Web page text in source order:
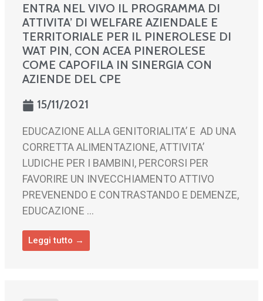
ENTRA NEL VIVO IL PROGRAMMA DI
ATTIVITA’ DI WELFARE AZIENDALE E
TERRITORIALE PER IL PINEROLESE DI
WAT PIN, CON ACEA PINEROLESE
COME CAPOFILA IN SINERGIA CON
AZIENDE DEL CPE
15/11/2021
EDUCAZIONE ALLA GENITORIALITA’ E AD UNA
CORRETTA ALIMENTAZIONE, ATTIVITA’
LUDICHE PER I BAMBINI, PERCORSI PER
FAVORIRE UN INVECCHIAMENTO ATTIVO
PREVENENDO E CONTRASTANDO E DEMENZE,
EDUCAZIONE ...
Leggi tutto →